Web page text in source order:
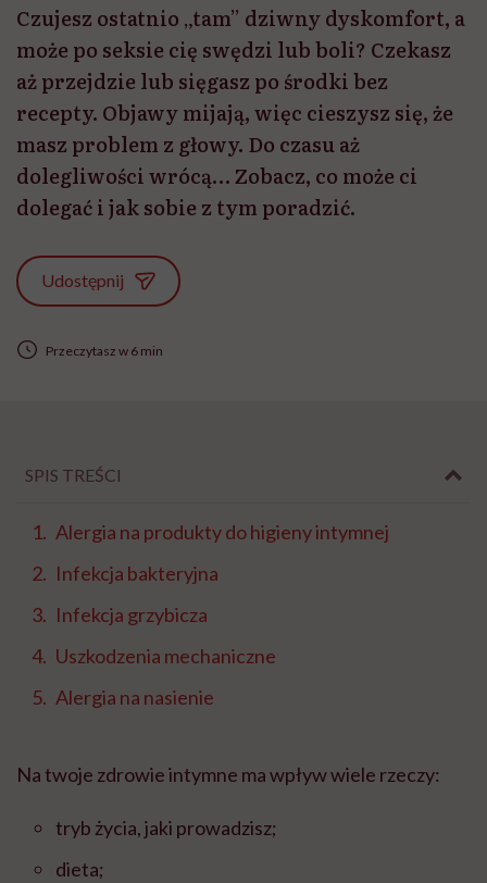
Czujesz ostatnio „tam” dziwny dyskomfort, a
może po seksie cię swędzi lub boli? Czekasz
aż przejdzie lub sięgasz po środki bez
recepty. Objawy mijają, więc cieszysz się, że
masz problem z głowy. Do czasu aż
dolegliwości wrócą… Zobacz, co może ci
dolegać i jak sobie z tym poradzić.
Udostępnij
Przeczytasz w 6 min
SPIS TREŚCI
Alergia na produkty do higieny intymnej
Infekcja bakteryjna
Infekcja grzybicza
Uszkodzenia mechaniczne
Alergia na nasienie
Na twoje zdrowie intymne ma wpływ wiele rzeczy:
tryb życia, jaki prowadzisz;
dieta;